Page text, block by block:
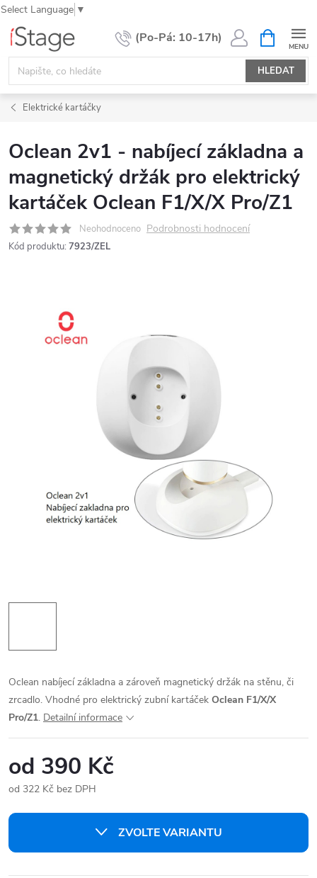
Select Language ▼
Přejít
obsah
HLEDAT
NÁKUPNÍ
KOŠÍK
Elektrické kartáčky
Oclean 2v1 - nabíjecí základna a
magnetický držák pro elektrický
kartáček Oclean F1/X/X Pro/Z1
Neohodnoceno Podrobnosti hodnocení
Kód produktu: 7923/ZEL
Oclean nabíjecí základna a zároveň magnetický držák na stěnu, či
zrcadlo. Vhodné pro elektrický zubní kartáček Oclean F1/X/X
Pro/Z1. Detailní informace
od 390 Kč
od 322 Kč bez DPH
cena:
ZVOLTE VARIANTU